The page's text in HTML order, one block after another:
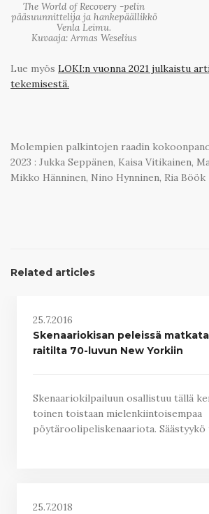
The World of Recovery -pelin
pääsuunnittelija ja hankepäällikkö
Venla Leimu.
Kuvaaja: Armas Weselius
Lue myös LOKI:n vuonna 2021 julkaistu
tekemisestä.
Molempien palkintojen raadin
2023 : Jukka Seppänen, Kaisa Vitikainen,
Mikko Hänninen, Nino Hynninen, Ria Böök
Related articles
25.7.2016
Skenaariokisan peleissä
raitilta 70-luvun New Yorkiin
Skenaariokilpailuun osallistuu tällä
toinen toistaan mielenkiintoisempaa
pöytäroolipeliskenaariota.
25.7.2018